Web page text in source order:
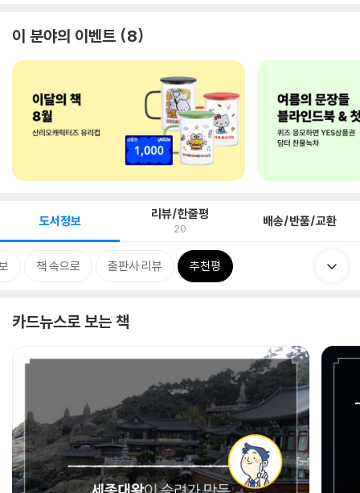
이 분야의 이벤트 8
도서정보 리뷰/한줄평
20 배송/반품/교환
책 속으로 출판사 리뷰 추천평
카드뉴스로 보는 책